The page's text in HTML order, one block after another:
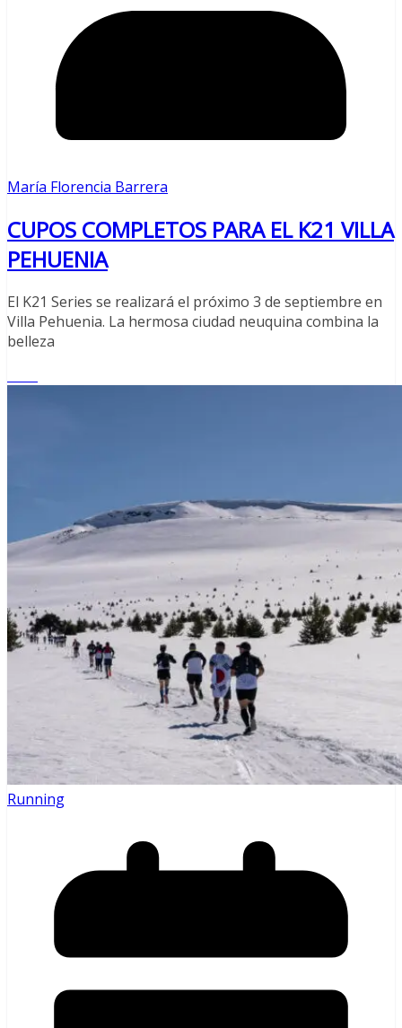
María Florencia Barrera
CUPOS COMPLETOS PARA EL K21 VILLA
PEHUENIA
El K21 Series se realizará el próximo 3 de septiembre en
Villa Pehuenia. La hermosa ciudad neuquina combina la
belleza
Running